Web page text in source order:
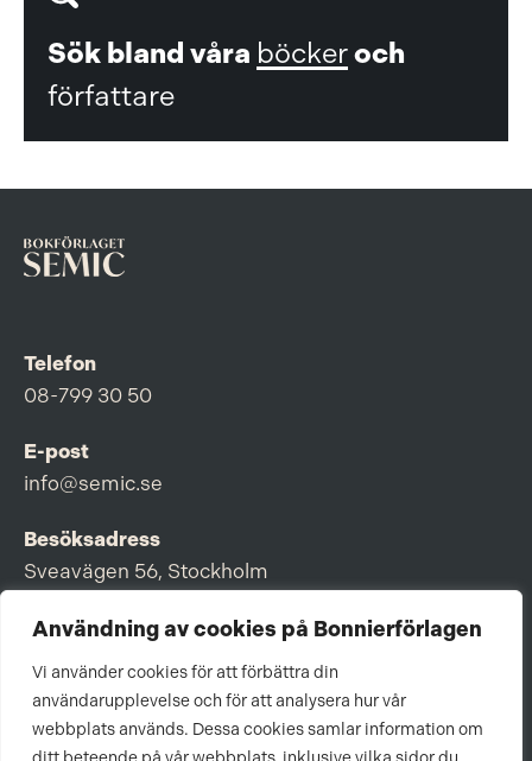
Användning av cookies på Bonnierförlagen
Vi använder cookies för att förbättra din
användarupplevelse och för att analysera hur vår
webbplats används. Dessa cookies samlar information om
Sök bland våra böckeroch
författare
Telefon
08-799 30 50
E-post
info@semic.se
Besöksadress
Sveavägen 56, Stockholm
Postadress